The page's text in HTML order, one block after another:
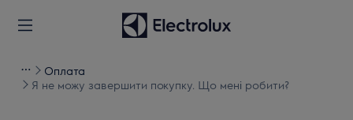
Оплата
Я не можу завершити покупку. Що мені робити?